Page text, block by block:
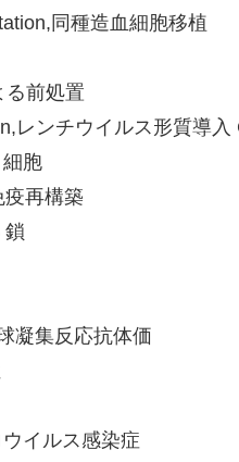
同種造血細胞移植
前処置
ンチウイルス形質導入
胞
再構築
鎖
凝集反応抗体価
イルス感染症